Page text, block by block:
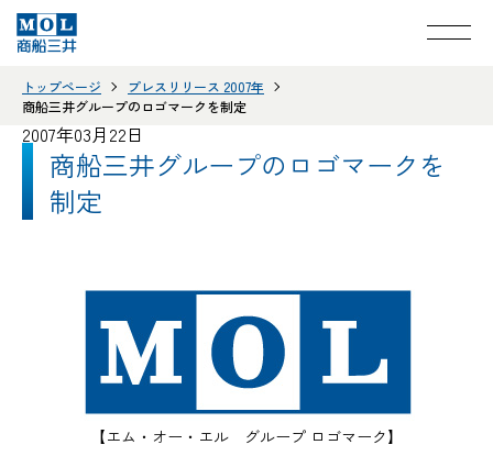
トップページ
プレスリリース 2007年
商船三井グループのロゴマークを制定
2007年03月22日
商船三井グループのロゴマークを
制定
【エム・オー・エル グループ ロゴマーク】